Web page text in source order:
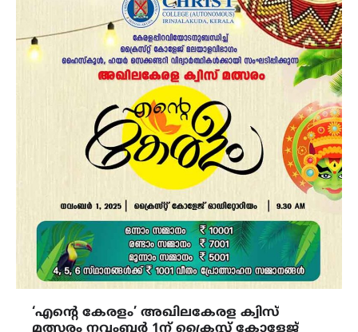
‘എൻ്റെ കേരളം’ അഖിലകേരള ക്വിസ്